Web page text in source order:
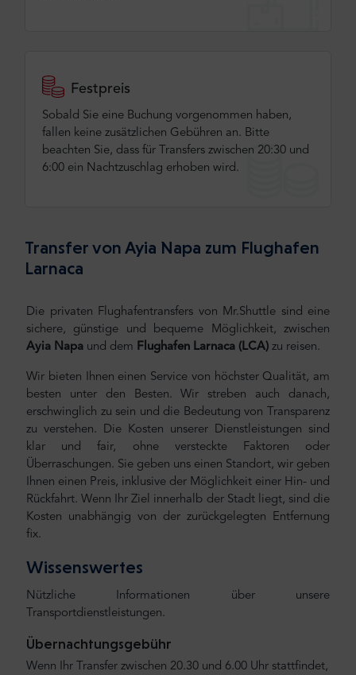
Festpreis
Sobald Sie eine Buchung vorgenommen haben,
fallen keine zusätzlichen Gebühren an. Bitte
beachten Sie, dass für Transfers zwischen 20:30 und
6:00 ein Nachtzuschlag erhoben wird.
Transfer von Ayia Napa zum Flughafen
Larnaca
Die privaten Flughafentransfers von Mr.Shuttle sind eine
sichere, günstige und bequeme Möglichkeit, zwischen
Ayia Napa und dem Flughafen Larnaca (LCA) zu reisen.
Wir bieten Ihnen einen Service von höchster Qualität, am
besten unter den Besten. Wir streben auch danach,
erschwinglich zu sein und die Bedeutung von Transparenz
zu verstehen. Die Kosten unserer Dienstleistungen sind
klar und fair, ohne versteckte Faktoren oder
Überraschungen. Sie geben uns einen Standort, wir geben
Ihnen einen Preis, inklusive der Möglichkeit einer Hin- und
Rückfahrt. Wenn Ihr Ziel innerhalb der Stadt liegt, sind die
Kosten unabhängig von der zurückgelegten Entfernung
fix.
Wissenswertes
Nützliche Informationen über unsere
Transportdienstleistungen.
Übernachtungsgebühr
Wenn Ihr Transfer zwischen 20.30 und 6.00 Uhr stattfindet,